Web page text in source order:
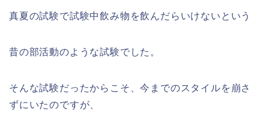
真夏の試験で試験中飲み物を飲んだらいけないという
昔の部活動のような試験でした。
そんな試験だったからこそ、今までのスタイルを崩さ
ずにいたのですが、